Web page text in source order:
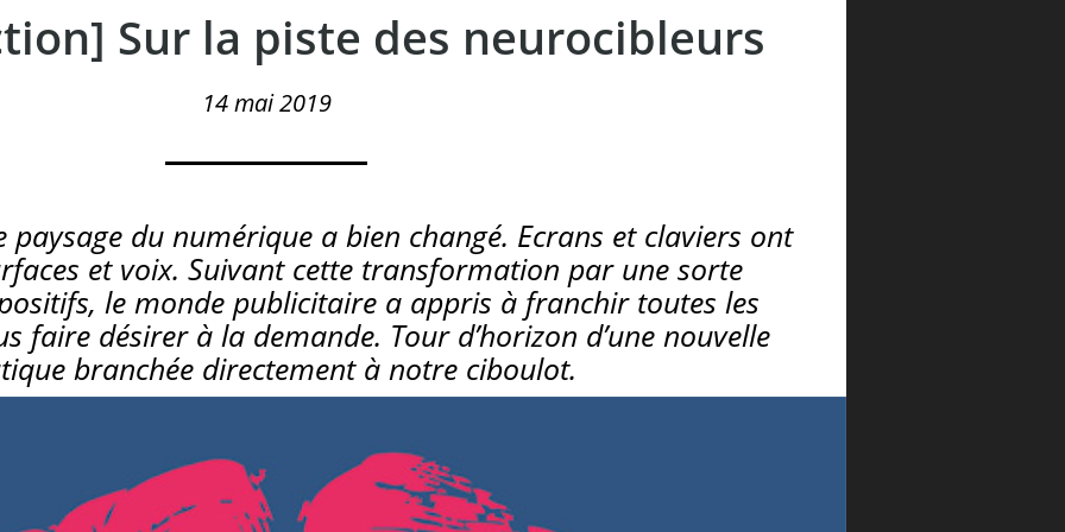
Sur la piste des neurocibleurs
14 mai 2019
paysage du numérique a bien changé. Ecrans et claviers ont
et voix. Suivant cette transformation par une sorte
le monde publicitaire a appris à franchir toutes les
faire désirer à la demande. Tour d’horizon d’une nouvelle
branchée directement à notre ciboulot.